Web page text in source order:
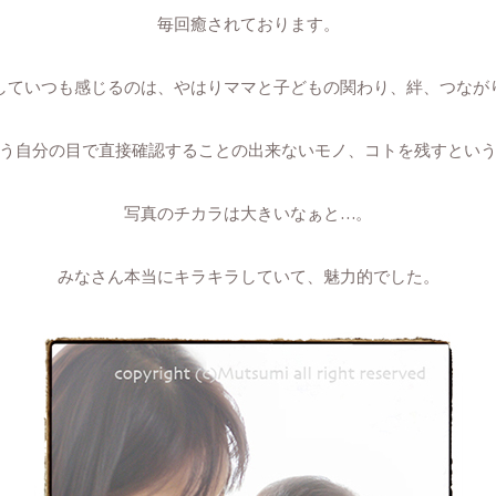
毎回癒されております。
ていつも感じるのは、やはりママと子どもの関わり、絆、つな
自分の目で直接確認することの出来ないモノ、コトを残すとい
写真のチカラは大きいなぁと…。
みなさん本当にキラキラしていて、魅力的でした。